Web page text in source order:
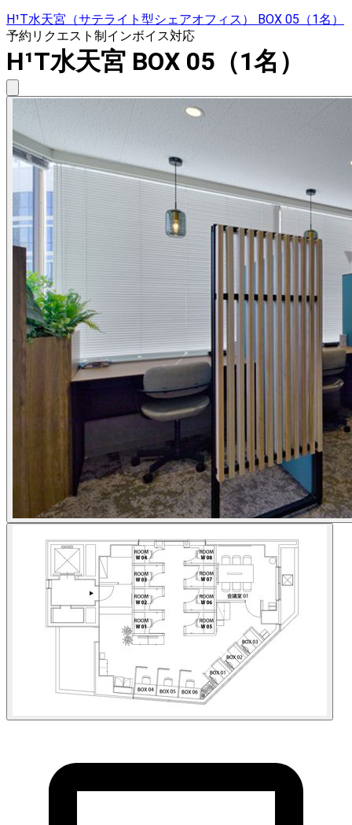
H¹T水天宮（サテライト型シェアオフィス） BOX 05（1名）
予約リクエスト制インボイス対応
H¹T水天宮 BOX 05（1名）